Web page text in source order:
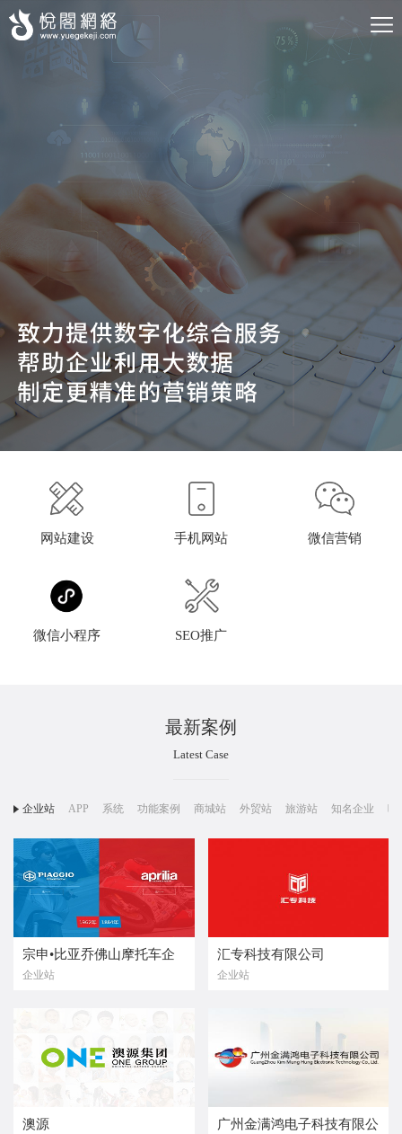
网站建设 手机网站 微信营销
微信小程序 SEO推广
最新案例
Latest Case
企业站 APP 系统 功能案例 商城站 外贸站 旅游站 知名企业 响
宗申•比亚乔佛山摩托车企
业有限公司
企业站
汇专科技有限公司
企业站
澳源
广州金满鸿电子科技有限公